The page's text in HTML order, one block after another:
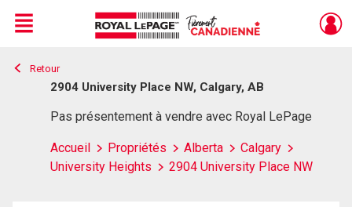
Live
En Direct
Menu
Retour
2904 University Place NW, Calgary, AB
Pas présentement à vendre avec Royal LePage
Accueil Propriétés Alberta
Calgary
University Heights
2904 University Place NW